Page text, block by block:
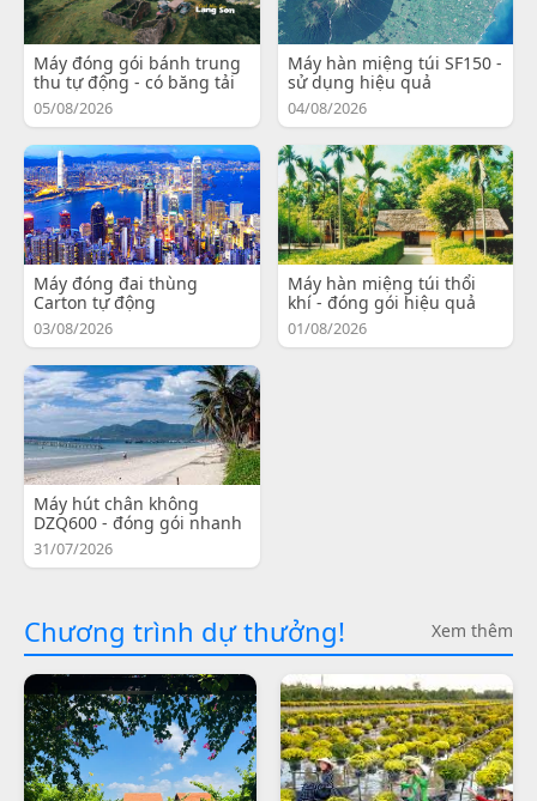
Máy đóng gói bánh trung
thu tự động - có băng tải
05/08/2026
Máy hàn miệng túi SF150 -
sử dụng hiệu quả
04/08/2026
Máy đóng đai thùng
Carton tự động
03/08/2026
Máy hàn miệng túi thổi
khí - đóng gói hiệu quả
01/08/2026
Máy hút chân không
DZQ600 - đóng gói nhanh
31/07/2026
Chương trình dự thưởng! Xem thêm